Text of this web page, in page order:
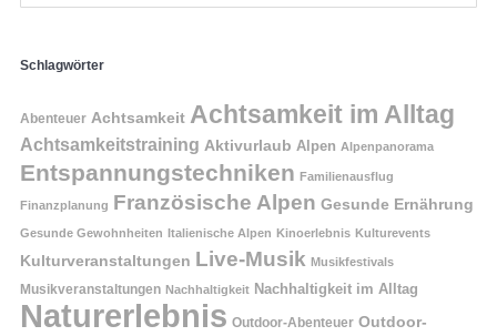
Schlagwörter
Abenteuer Achtsamkeit Achtsamkeit im Alltag
Achtsamkeitstraining Aktivurlaub Alpen Alpenpanorama
Entspannungstechniken Familienausflug
Finanzplanung Französische Alpen Gesunde Ernährung
Gesunde Gewohnheiten Italienische Alpen Kinoerlebnis Kulturevents
Kulturveranstaltungen Live-Musik Musikfestivals
Musikveranstaltungen Nachhaltigkeit Nachhaltigkeit im Alltag
Naturerlebnis Outdoor-Abenteuer Outdoor-